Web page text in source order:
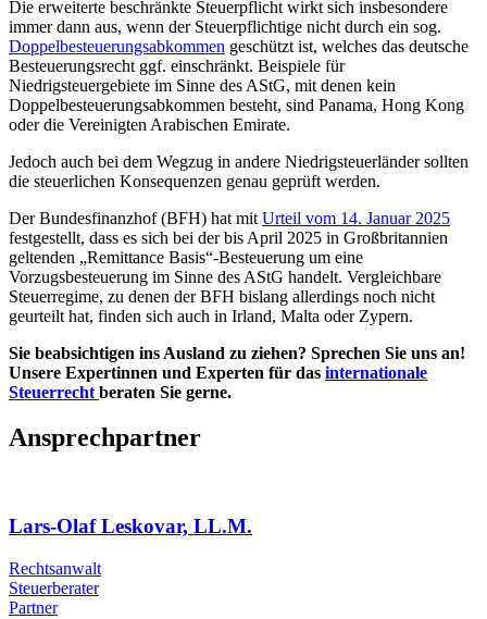
Die erweiterte beschränkte Steuerpflicht wirkt sich insbesondere
immer dann aus, wenn der Steuerpflichtige nicht durch ein sog.
Doppelbesteuerungsabkommen geschützt ist, welches das deutsche
Besteuerungsrecht ggf. einschränkt. Beispiele für
Niedrigsteuergebiete im Sinne des AStG, mit denen kein
Doppelbesteuerungsabkommen besteht, sind Panama, Hong Kong
oder die Vereinigten Arabischen Emirate.
Jedoch auch bei dem Wegzug in andere Niedrigsteuerländer sollten
die steuerlichen Konsequenzen genau geprüft werden.
Der Bundesfinanzhof (BFH) hat mit Urteil vom 14. Januar 2025
festgestellt, dass es sich bei der bis April 2025 in Großbritannien
geltenden „Remittance Basis“-Besteuerung um eine
Vorzugsbesteuerung im Sinne des AStG handelt. Vergleichbare
Steuerregime, zu denen der BFH bislang allerdings noch nicht
geurteilt hat, finden sich auch in Irland, Malta oder Zypern.
Sie beabsichtigen ins Ausland zu ziehen? Sprechen Sie uns an!
Unsere Expertinnen und Experten für das internationale
Steuerrecht beraten Sie gerne.
Ansprechpartner
Lars-Olaf Leskovar, LL.M.
Rechtsanwalt
Steuerberater
Partner